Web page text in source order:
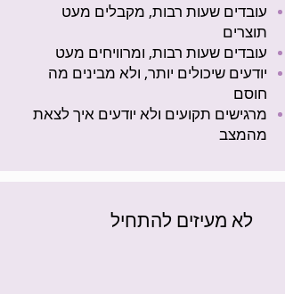
עובדים שעות רבות, מקבלים מעט
תוצרים
עובדים שעות רבות, ומרוויחים מעט
יודעים שיכולים יותר, ולא מבינים מה
חוסם
מרגישים תקועים ולא יודעים איך לצאת
מהמצב
לא מעיזים להתחיל